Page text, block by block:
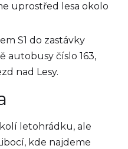
uprostřed lesa okolo
S1 do zastávky
autobusy číslo 163,
nad Lesy.
letohrádku, ale
kde najdeme